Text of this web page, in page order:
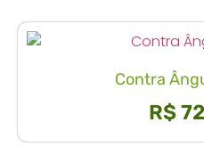
Contra
R$